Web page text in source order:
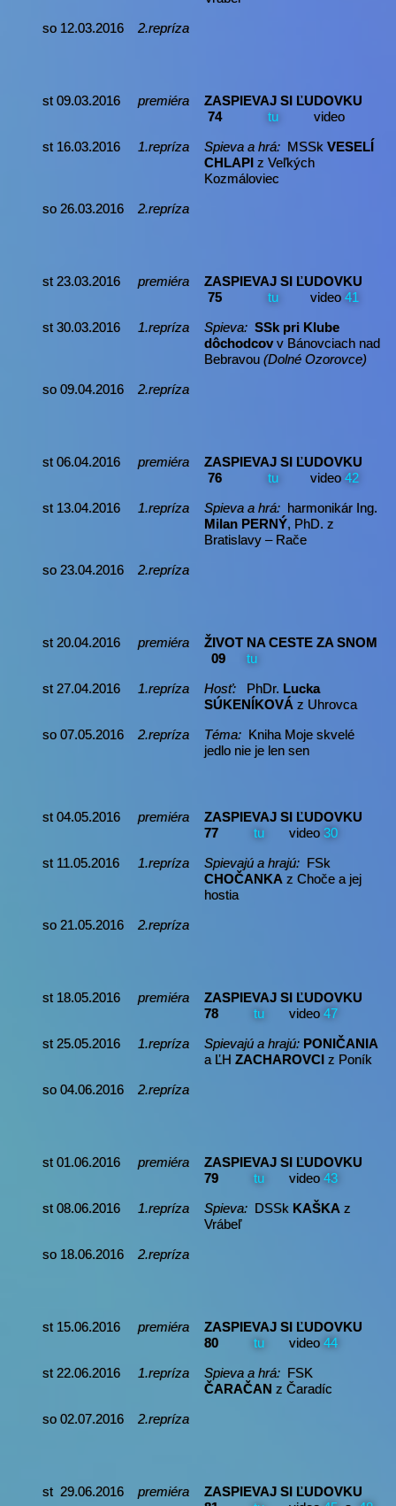
so 12.03.2016
2.repríza
st 09.03.2016 premiéra
ZASPIEVAJ SI ĽUDOVKU
74
tu video
st 16.03.2016
1.repríza Spieva a hrá: MSSk VESELÍ
CHLAPI z Veľkých
Kozmáloviec
so 26.03.2016
2.repríza
st 23.03.2016 premiéra
ZASPIEVAJ SI ĽUDOVKU
75
tu video 41
st 30.03.2016
1.repríza Spieva: SSk pri Klube
dôchodcovv Bánovciach nad
Bebravou (Dolné Ozorovce)
so 09.04.2016
2.repríza
st 06.04.2016 premiéra
ZASPIEVAJ SI ĽUDOVKU
76
tu video 42
st 13.04.2016
1.repríza Spieva a hrá: harmonikár Ing.
Milan PERNÝ, PhD. z
Bratislavy – Rače
so 23.04.2016
2.repríza
st 20.04.2016 premiéra
ŽIVOT NA CESTE ZA SNOM
09
tu
st 27.04.2016
1.repríza Hosť: PhDr. Lucka
SÚKENÍKOVÁ z Uhrovca
so 07.05.2016
2.repríza Téma: Kniha Moje skvelé
jedlo nie je len sen
st 04.05.2016 premiéra
ZASPIEVAJ SI ĽUDOVKU
77
tu video 30
st 11.05.2016
1.repríza Spievajú a hrajú: FSk
CHOČANKA z Choče a jej
hostia
so 21.05.2016
2.repríza
st 18.05.2016 premiéra
ZASPIEVAJ SI ĽUDOVKU
78
tu video 47
st 25.05.2016
1.repríza Spievajú a hrajú: PONIČANIA
a ĽH ZACHAROVCI z Poník
so 04.06.2016
2.repríza
st 01.06.2016 premiéra
ZASPIEVAJ SI ĽUDOVKU
79
tu video 43
st 08.06.2016
1.repríza Spieva: DSSk KAŠKA z
Vrábeľ
so 18.06.2016
2.repríza
st 15.06.2016 premiéra
ZASPIEVAJ SI ĽUDOVKU
80
tu video 44
st 22.06.2016
1.repríza Spieva a hrá: FSK
ČARAČAN z Čaradíc
so 02.07.2016
2.repríza
st 29.06.2016 premiéra
ZASPIEVAJ SI ĽUDOVKU